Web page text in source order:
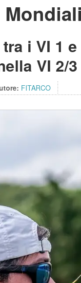
i VI 1
VI 2/3
FITARCO